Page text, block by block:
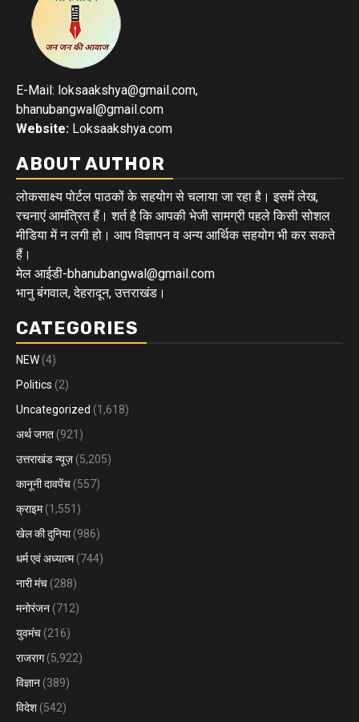
E-Mail: loksaakshya@gmail.com,
bhanubangwal@gmail.com
Website: Loksaakshya.com
ABOUT AUTHOR
लोकसाक्ष्य पोर्टल पाठकों के सहयोग से चलाया जा रहा है। इसमें लेख,
रचनाएं आमंत्रित हैं। शर्त है कि आपकी भेजी सामग्री पहले किसी सोशल
मीडिया में न लगी हो। आप विज्ञापन व अन्य आर्थिक सहयोग भी कर सकते
हैं।
मेल आईडी-bhanubangwal@gmail.com
भानु बंगवाल, देहरादून, उत्तराखंड।
CATEGORIES
NEW (4)
Politics (2)
Uncategorized (1,618)
अर्थ जगत (921)
उत्तराखंड न्यूज़ (5,205)
कानूनी दावपेंच (557)
क्राइम(1,551)
खेल की दुनिया(986)
धर्म एवं अध्यात्म(744)
नारी मंच (288)
मनोरंजन (712)
युवमंच (216)
राजराग(5,922)
विज्ञान (389)
विदेश (542)